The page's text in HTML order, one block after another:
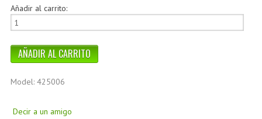
Añadir al carrito:
Model: 425006
Decir a un amigo